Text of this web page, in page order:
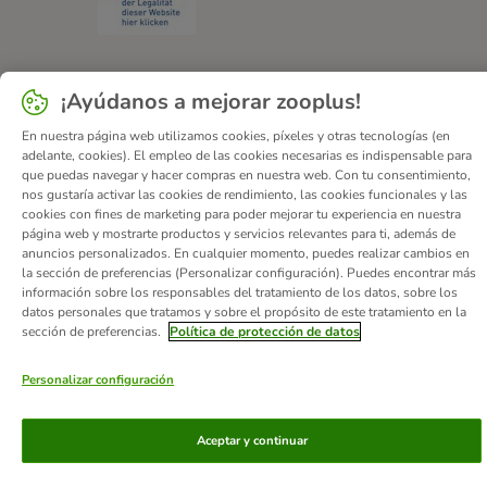
Quiénes somos Empleo Corporate Website
Condiciones comerciales generales
DSA
Formulario de desistimiento
Gastos de envío y plazo de entrega
Formas de pago
Programa de afiliación
Protección de datos
Declaración de accesibilidad
© zooplus SE 2026
¡Ayúdanos a mejorar zooplus!
En nuestra página web utilizamos cookies, píxeles y otras tecnologías (en
adelante, cookies). El empleo de las cookies necesarias es indispensable para
que puedas navegar y hacer compras en nuestra web. Con tu consentimiento,
nos gustaría activar las cookies de rendimiento, las cookies funcionales y las
cookies con fines de marketing para poder mejorar tu experiencia en nuestra
página web y mostrarte productos y servicios relevantes para ti, además de
anuncios personalizados. En cualquier momento, puedes realizar cambios en
la sección de preferencias (Personalizar configuración). Puedes encontrar más
información sobre los responsables del tratamiento de los datos, sobre los
datos personales que tratamos y sobre el propósito de este tratamiento en la
sección de preferencias.
Política de protección de datos
Personalizar configuración
Aceptar y continuar